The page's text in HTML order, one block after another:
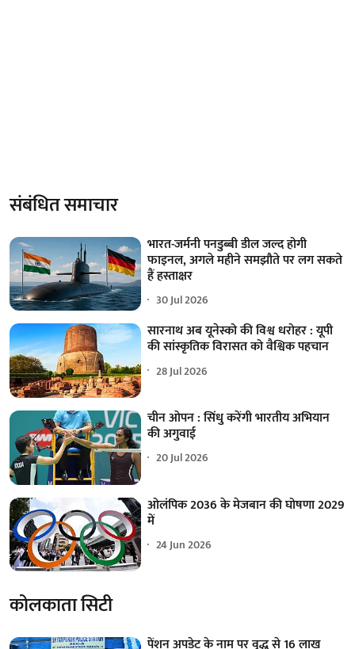
संबंधित समाचार
भारत-जर्मनी पनडुब्बी डील जल्द होगी
फाइनल, अगले महीने समझौते पर लग सकते
हैं हस्ताक्षर
30 Jul 2026
सारनाथ अब यूनेस्को की विश्व धरोहर : यूपी
की सांस्कृतिक विरासत को वैश्विक पहचान
28 Jul 2026
चीन ओपन : सिंधु करेंगी भारतीय अभियान
की अगुवाई
20 Jul 2026
ओलंपिक 2036 के मेजबान की घोषणा 2029
में
24 Jun 2026
कोलकाता सिटी